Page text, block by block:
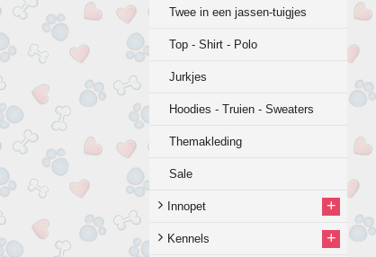
Twee in een jassen-tuigjes
Top - Shirt - Polo
Jurkjes
Hoodies - Truien - Sweaters
Themakleding
Sale
Innopet +
Kennels +